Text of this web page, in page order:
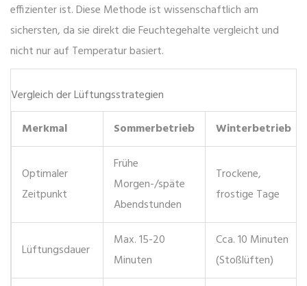
effizienter ist. Diese Methode ist wissenschaftlich am
sichersten, da sie direkt die Feuchtegehalte vergleicht und
nicht nur auf Temperatur basiert.
Vergleich der Lüftungsstrategien
Merkmal
Sommerbetrieb Winterbetrieb
Optimaler
Zeitpunkt
Frühe
Morgen-/späte
Abendstunden
Trockene,
frostige Tage
Lüftungsdauer
Max. 15-20
Minuten
Cca. 10 Minuten
(Stoßlüften)